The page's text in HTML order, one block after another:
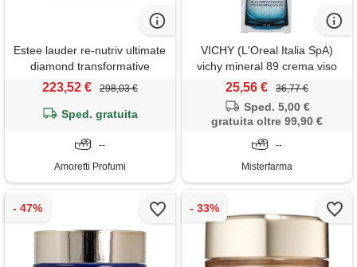
Estee lauder re-nutriv ultimate
diamond transformative
brilliance soft creme - ricarica
estratto di tartufo nero, pelle
223,52 € 298,03 €
Sped. gratuita
--
Amoretti Profumi
VICHY (L'Oreal Italia SpA)
vichy mineral 89 crema viso
idratante rimpolpante 75 ml
25,56 € 36,77 €
Sped. 5,00 €
gratuita oltre 99,90 €
--
Misterfarma